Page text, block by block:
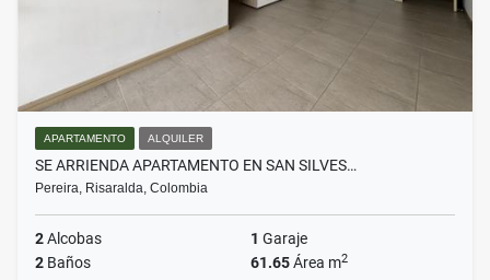
APARTAMENTO ALQUILER
SE ARRIENDA APARTAMENTO EN SAN SILVES…
Pereira, Risaralda, Colombia
2Alcobas 1 Garaje
2 Baños 61.65Área m2